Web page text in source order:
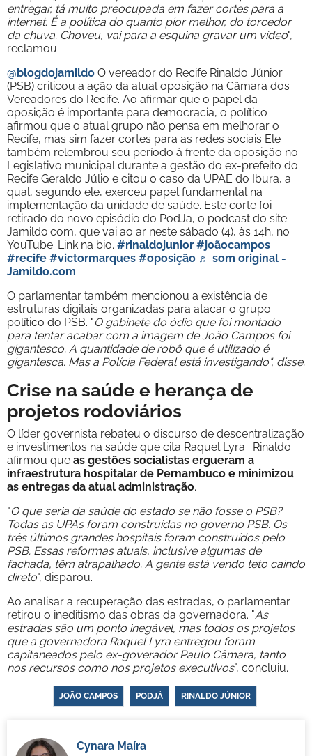
entregar, tá muito preocupada em fazer cortes para a
internet. É a política do quanto pior melhor, do torcedor
da chuva. Choveu, vai para a esquina gravar um vídeo",
reclamou.
@blogdojamildo O vereador do Recife Rinaldo Júnior
(PSB) criticou a ação da atual oposição na Câmara dos
Vereadores do Recife. Ao afirmar que o papel da
oposição é importante para democracia, o político
afirmou que o atual grupo não pensa em melhorar o
Recife, mas sim fazer cortes para as redes sociais Ele
também relembrou seu período à frente da oposição no
Legislativo municipal durante a gestão do ex-prefeito do
Recife Geraldo Júlio e citou o caso da UPAE do Ibura, a
qual, segundo ele, exerceu papel fundamental na
implementação da unidade de saúde. Este corte foi
retirado do novo episódio do PodJa, o podcast do site
Jamildo.com, que vai ao ar neste sábado (4), às 14h, no
YouTube. Link na bio. #rinaldojunior #joãocampos
#recife #victormarques #oposição ♬ som original -
Jamildo.com
O parlamentar também mencionou a existência de
estruturas digitais organizadas para atacar o grupo
político do PSB. "O gabinete do ódio que foi montado
para tentar acabar com a imagem de João Campos foi
gigantesco. A quantidade de robô que é utilizado é
gigantesca. Mas a Polícia Federal está investigando", disse.
Crise na saúde e herança de
projetos rodoviários
O líder governista rebateu o discurso de descentralização
e investimentos na saúde que cita Raquel Lyra . Rinaldo
afirmou que as gestões socialistas ergueram a
infraestrutura hospitalar de Pernambuco e minimizou
as entregas da atual administração.
"O que seria da saúde do estado se não fosse o PSB?
Todas as UPAs foram construídas no governo PSB. Os
três últimos grandes hospitais foram construídos pelo
PSB. Essas reformas atuais, inclusive algumas de
fachada, têm atrapalhado. A gente está vendo teto caindo
direto", disparou.
Ao analisar a recuperação das estradas, o parlamentar
retirou o ineditismo das obras da governadora. "As
estradas são um ponto inegável, mas todos os projetos
que a governadora Raquel Lyra entregou foram
capitaneados pelo ex-goverador Paulo Câmara, tanto
nos recursos como nos projetos executivos", concluiu.
JOÃO CAMPOS PODJÁ RINALDO JÚNIOR
Cynara Maíra